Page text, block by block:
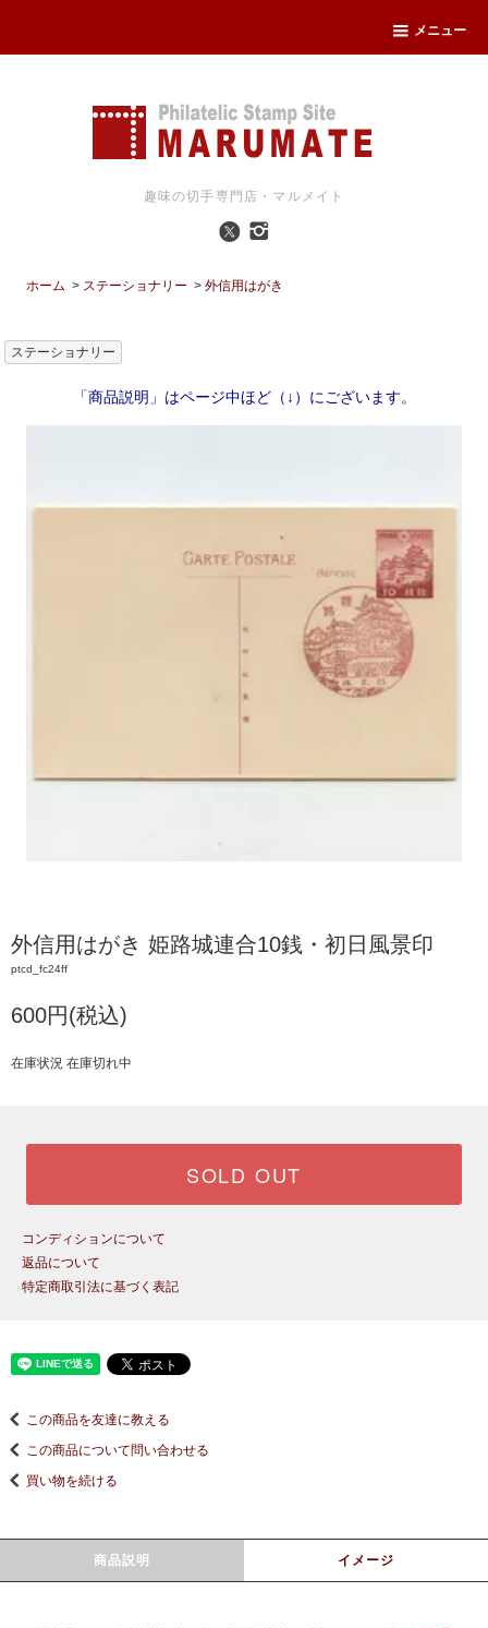
メニュー
趣味の切手専門店・マルメイト
ホーム > ステーショナリー >外信用はがき
ステーショナリー
「商品説明」はページ中ほど（↓）にございます。
外信用はがき 姫路城連合10銭・初日風景印
ptcd_fc24ff
600円(税込)
在庫状況 在庫切れ中
SOLD OUT
コンディションについて
返品について
特定商取引法に基づく表記
この商品を友達に教える
この商品について問い合わせる
買い物を続ける
商品説明 イメージ